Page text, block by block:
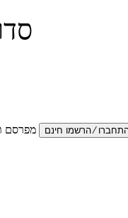
מפרסם